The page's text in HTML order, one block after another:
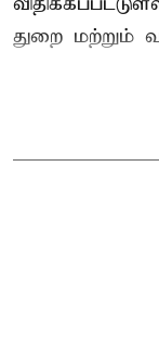
துறை மற்றும்